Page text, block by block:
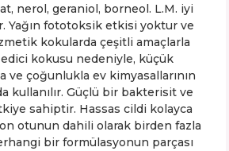
nerol, geraniol, borneol. L.M. iyi
Yağın fototoksik etkisi yoktur ve
kokularda çeşitli amaçlarla
edici kokusu nedeniyle, küçük
ve çoğunlukla ev kimyasallarının
kullanılır. Güçlü bir bakterisit ve
sahiptir. Hassas cildi kolayca
otunun dahili olarak birden fazla
bir formülasyonun parçası